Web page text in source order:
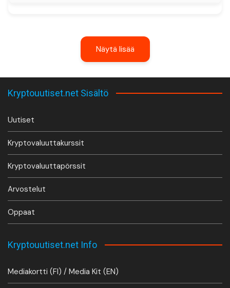
Näytä lisää
Kryptouutiset.net Sisältö
Uutiset
Kryptovaluuttakurssit
Kryptovaluuttapörssit
Arvostelut
Oppaat
Kryptouutiset.net Info
Mediakortti (FI) / Media Kit (EN)